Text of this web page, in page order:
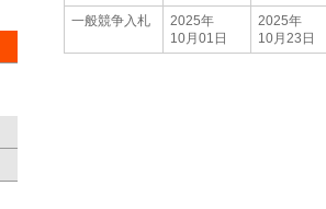
一般競争入札
2025年
10月01日
2025年
10月23日